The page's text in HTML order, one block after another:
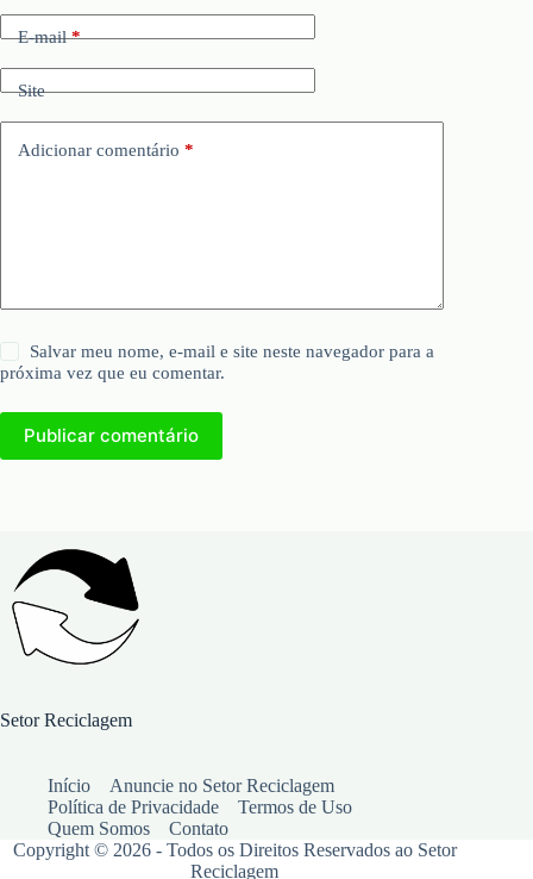
E-mail*
Site
Adicionar comentário *
Salvar meu nome, e-mail e site neste navegador para a
próxima vez que eu comentar.
Publicar comentário
Setor Reciclagem
Início
Anuncie no Setor Reciclagem
Política de Privacidade
Termos de Uso
Quem Somos
Contato
Copyright © 2026 - Todos os Direitos Reservados ao Setor
Reciclagem